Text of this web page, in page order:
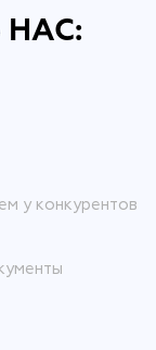
НАС:
у конкурентов